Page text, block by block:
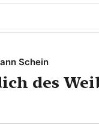
Schein
des